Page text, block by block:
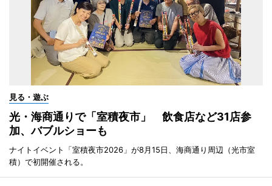
見る・遊ぶ
光・海商通りで「室積夜市」 飲食店など31店参
加、バブルショーも
ナイトイベント「室積夜市2026」が8月15日、海商通り周辺（光市室
積）で初開催される。